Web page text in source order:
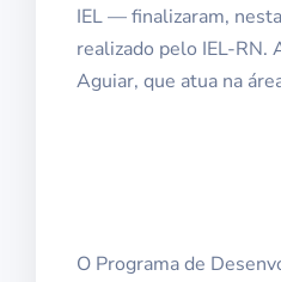
IEL — finalizaram,
realizado pelo IEL-RN.
Aguiar, que atua na
O Programa de